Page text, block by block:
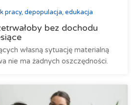
pracy, depopulacja, edukacja
bez dochodu
własną sytuację materialną
nie ma żadnych oszczędności.